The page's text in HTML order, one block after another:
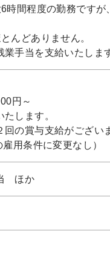
時間程度の勤務です
んどありません。
手当を支給いたしま
円～
します。
回の賞与支給がござい
用条件に変更なし）
ほか